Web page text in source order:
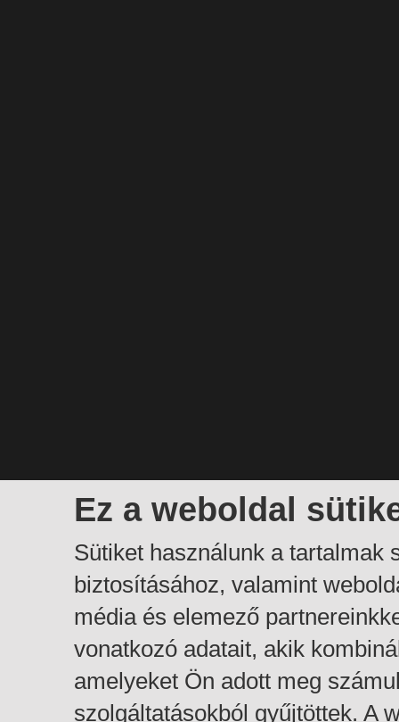
Ez a weboldal
Sütiket használunk a tartalmak
biztosításához, valamint
média és elemező
vonatkozó adatait, akik
amelyeket Ön adott meg
szolgáltatásokból gyűjtöttek. A